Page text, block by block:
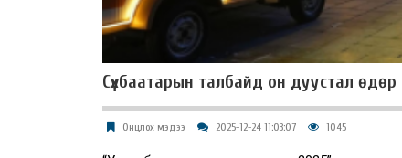
Сүхбаатарын талбайд он дуустал
Онцлох мэдээ 2025-12-24 11:03:07 1045